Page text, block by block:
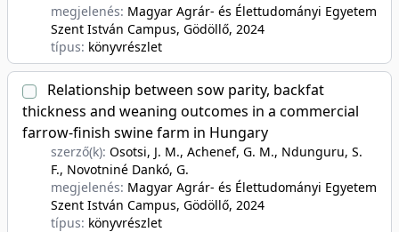
megjelenés: Magyar Agrár- és Élettudományi Egyetem
Szent István Campus, Gödöllő, 2024
típus: könyvrészlet
Relationship between sow parity, backfat
thickness and weaning outcomes in a commercial
farrow-finish swine farm in Hungary
szerző(k): Osotsi, J. M., Achenef, G. M., Ndunguru, S.
F., Novotniné Dankó, G.
megjelenés: Magyar Agrár- és Élettudományi Egyetem
Szent István Campus, Gödöllő, 2024
típus: könyvrészlet